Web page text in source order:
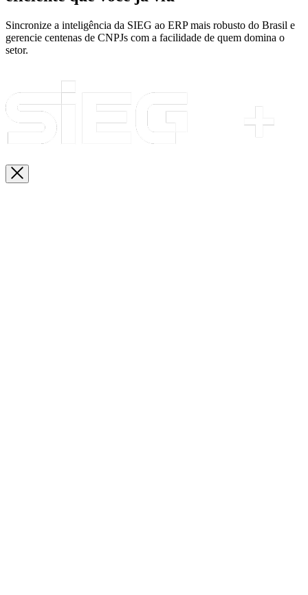
Sincronize a inteligência da SIEG ao ERP mais robusto do Brasil e
gerencie centenas de CNPJs com a facilidade de quem domina o
setor.